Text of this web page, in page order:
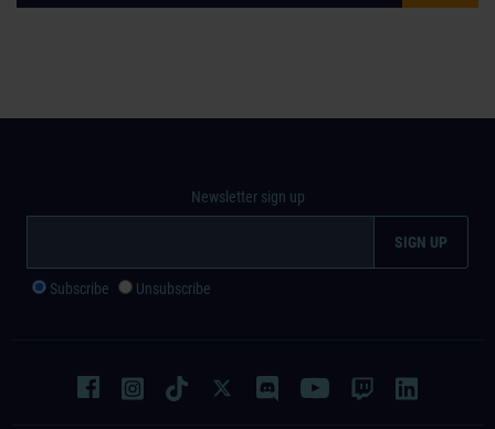
Newsletter sign up
Subscribe Unsubscribe